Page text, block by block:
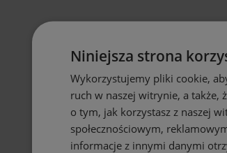
Niniejsza strona
Wykorzystujemy pliki cookie,
ruch w naszej witrynie, a także,
o tym, jak korzystasz z naszej
społecznościowym,
informacje z innymi danymi